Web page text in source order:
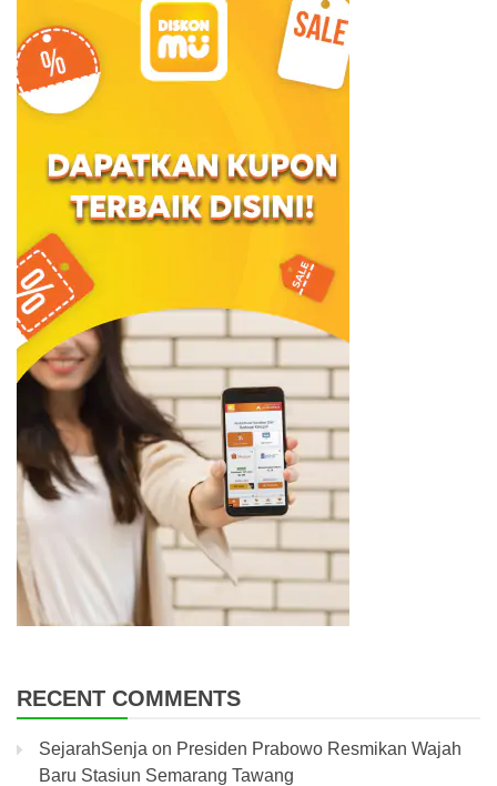
RECENT COMMENTS
SejarahSenja on Presiden Prabowo Resmikan Wajah
Baru Stasiun Semarang Tawang